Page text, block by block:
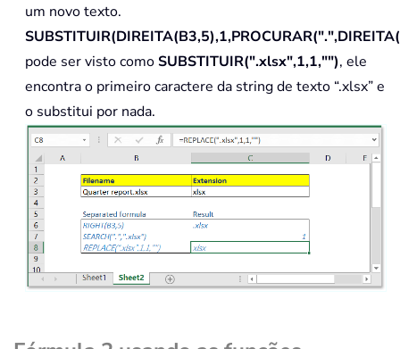
um novo texto.
pode ser visto comoSUBSTITUIR(".xlsx",1,1,""), ele
encontra o primeiro caractere da string de texto “.xlsx” e
o substitui por nada.